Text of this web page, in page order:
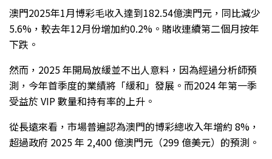
澳門2025年1月博彩毛收入達到182.54億澳門元，同比減少
5.6%，較去年12月份增加約0.2%。賭收連續第二個月按年
下跌。
然而，2025 年開局放緩並不出人意料，因為經過分析師預
測，今年首季度的業績將「緩和」發展。而2024 年第一季
受益於 VIP 數量和持有率的上升。
從長遠來看，市場普遍認為澳門的博彩總收入年增約 8%，
超過政府 2025 年 2,400 億澳門元（299 億美元）的預測。